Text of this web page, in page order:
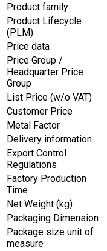
Product family
Product Lifecycle
(PLM)
Price data
Price Group /
Headquarter Price
Group
List Price (w/o VAT)
Customer Price
Metal Factor
Delivery information
Export Control
Regulations
Factory Production
Time
Net Weight (kg)
Packaging Dimension
Package size unit of
measure